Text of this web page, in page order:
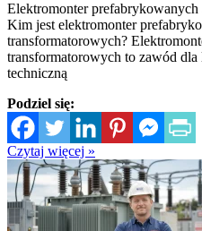
Elektromonter
Kim jest elektromonter
transformatorowych?
transformatorowych to zawód
techniczną
Podziel się:
Czytaj więcej »